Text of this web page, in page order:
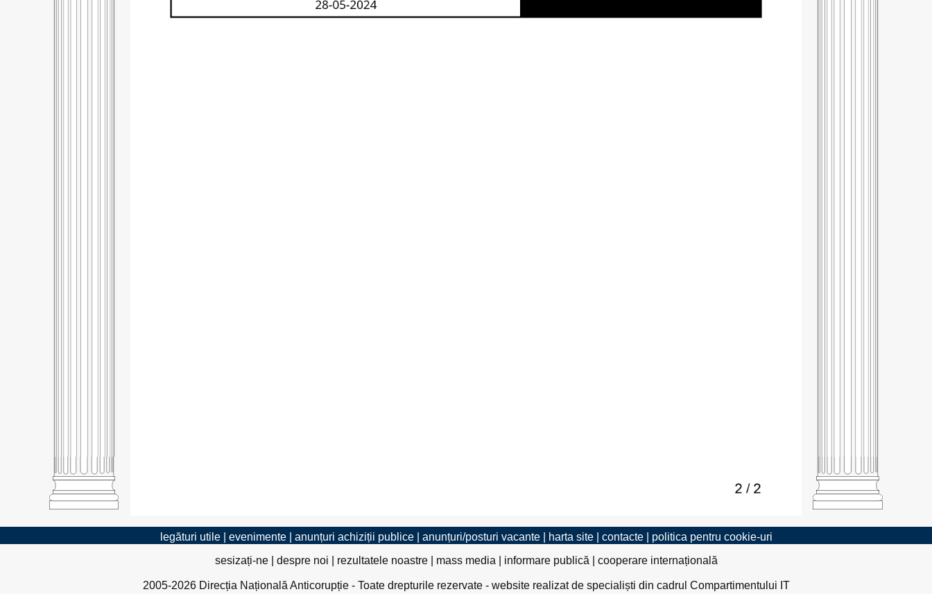
legături utile| evenimente| anunțuri achiziții publice| anunțuri/posturi vacante| harta site| contacte| politica pentru cookie-uri
sesizați-ne| despre noi rezultatele noastre| mass media informare publică cooperare internațională
2005-2026 Direcția Națională Anticorupție - Toate drepturile rezervate - website realizat de specialiști din cadrul Compartimentului IT